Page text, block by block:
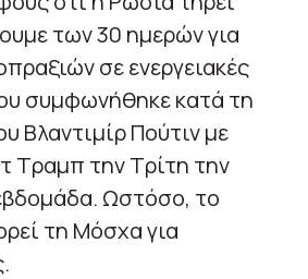
των 30 ημερών για
σε ενεργειακές
συμφωνήθηκε κατά τη
Βλαντιμίρ Πούτιν με
Τραμπ την Τρίτη την
Ωστόσο, το
τη Μόσχα για